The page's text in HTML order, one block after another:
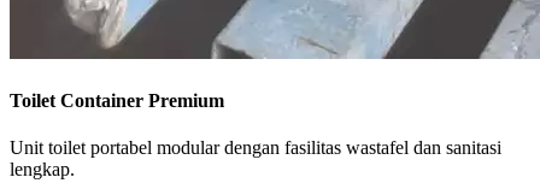
Toilet Container Premium
Unit toilet portabel modular dengan fasilitas wastafel dan sanitasi
lengkap.